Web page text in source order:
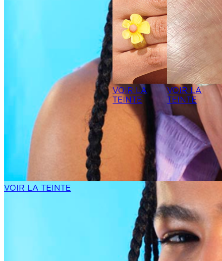
VOIR LA TEINTE
VOIR LA
TEINTE
VOIR LA
TEINTE